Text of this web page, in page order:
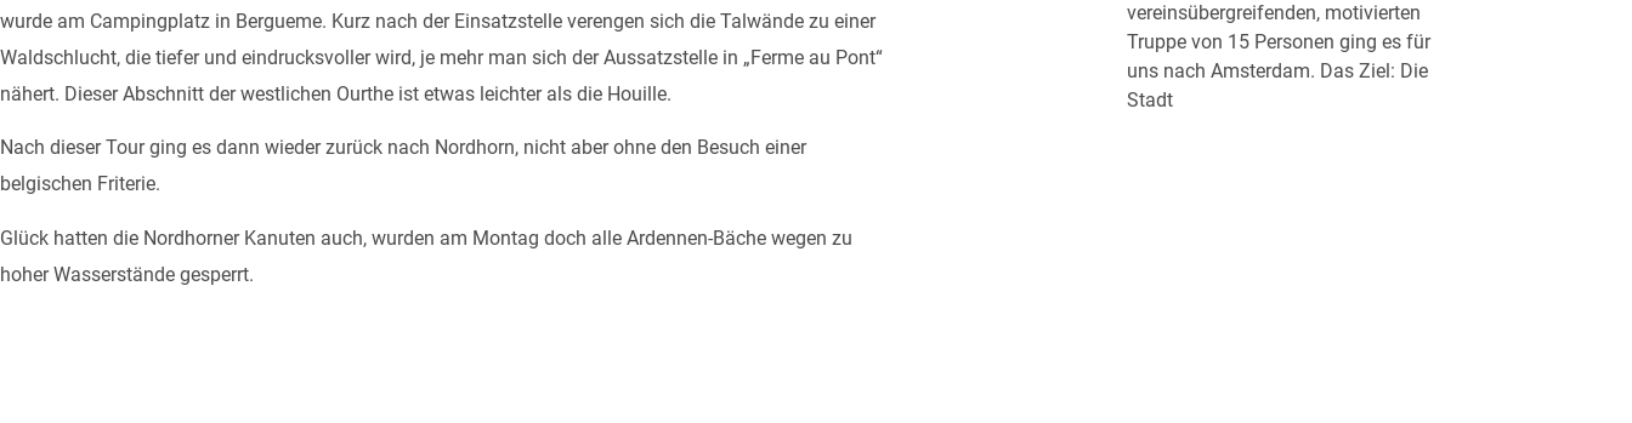
wurde am Campingplatz in Bergueme. Kurz nach der Einsatzstelle verengen sich die Talwände zu einer
Waldschlucht, die tiefer und eindrucksvoller wird, je mehr man sich der Aussatzstelle in „Ferme au Pont“
nähert. Dieser Abschnitt der westlichen Ourthe ist etwas leichter als die Houille.
Nach dieser Tour ging es dann wieder zurück nach Nordhorn, nicht aber ohne den Besuch einer
belgischen Friterie.
Glück hatten die Nordhorner Kanuten auch, wurden am Montag doch alle Ardennen-Bäche wegen zu
hoher Wasserstände gesperrt.
vereinsübergreifenden, motivierten
Truppe von 15 Personen ging es für
uns nach Amsterdam. Das Ziel: Die
Stadt